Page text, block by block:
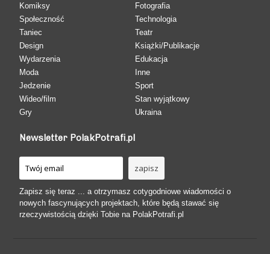
Komiksy
Społeczność
Taniec
Design
Wydarzenia
Moda
Jedzenie
Wideo/film
Gry
Fotografia
Technologia
Teatr
Książki/Publikacje
Edukacja
Inne
Sport
Stan wyjątkowy
Ukraina
Newsletter PolakPotrafi.pl
Zapisz się teraz ... a otrzymasz cotygodniowe wiadomości o
nowych fascynujących projektach, które będą stawać się
rzeczywistością dzięki Tobie na PolakPotrafi.pl